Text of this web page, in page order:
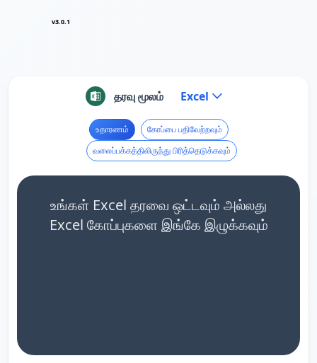
v3.0.1
தரவு மூலம் Excel
உதாரணம்
கோப்பை பதிவேற்றவும்
வலைப்பக்கத்திலிருந்து பிரித்தெடுக்கவும்
உங்கள் Excel தரவை ஒட்டவும் அல்லது
Excel கோப்புகளை இங்கே இழுக்கவும்